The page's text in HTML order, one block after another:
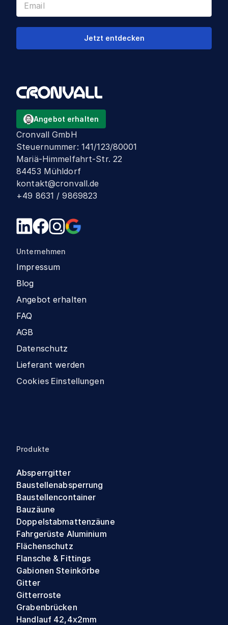
Jetzt entdecken
Angebot erhalten
Cronvall GmbH
Steuernummer: 141/123/80001
Mariä-Himmelfahrt-Str. 22
84453 Mühldorf
kontakt@cronvall.de
+49 8631 / 9869823
Unternehmen
Impressum
Blog
Angebot erhalten
FAQ
AGB
Datenschutz
Lieferant werden
Cookies Einstellungen
Produkte
Absperrgitter
Baustellenabsperrung
Baustellencontainer
Bauzäune
Doppelstabmattenzäune
Fahrgerüste Aluminium
Flächenschutz
Flansche & Fittings
Gabionen Steinkörbe
Gitter
Gitterroste
Grabenbrücken
Handlauf 42,4x2mm